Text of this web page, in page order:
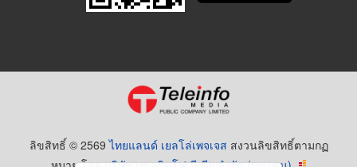
ลิขสิทธิ์ © 2569ไทยแลนด์ เยลโล่เพจเจส สงวนลิขสิทธิ์ตามกฏ